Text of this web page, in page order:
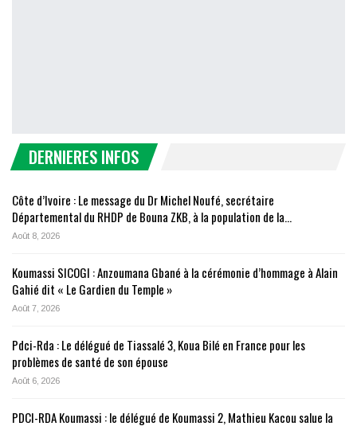
DERNIERES INFOS
Côte d’Ivoire : Le message du Dr Michel Noufé, secrétaire
Départemental du RHDP de Bouna ZKB, à la population de la…
Août 8, 2026
Koumassi SICOGI : Anzoumana Gbané à la cérémonie d’hommage à Alain
Gahié dit « Le Gardien du Temple »
Août 7, 2026
Pdci-Rda : Le délégué de Tiassalé 3, Koua Bilé en France pour les
problèmes de santé de son épouse
Août 6, 2026
PDCI-RDA Koumassi : le délégué de Koumassi 2, Mathieu Kacou salue la